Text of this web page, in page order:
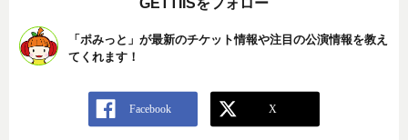
GETTIISをフォロー
「ポみっと」が最新のチケット情報や注目の公演情報を教え
てくれます！